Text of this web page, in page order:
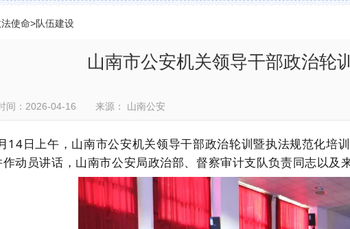
使命>队伍建设
山南市公安机关领导干部政治轮
间：2026-04-16 来源： 山南公安
14日上午，山南市公安机关领导干部政治轮训暨执法规范化培
动员讲话，山南市公安局政治部、督察审计支队负责同志以及